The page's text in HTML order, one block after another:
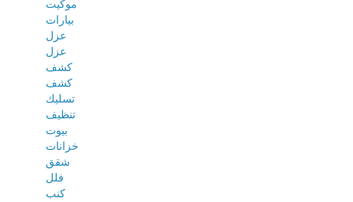
موكيت
بيارات
عزل
عزل
كشف
كشف
تسليك
تنظيف
بيوت
خزانات
شقق
فلل
كنب